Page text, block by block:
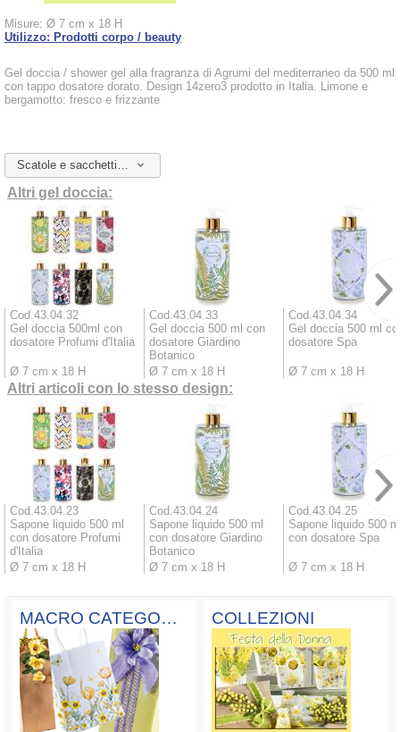
Misure: Ø 7 cm x 18 H
Utilizzo: Prodotti corpo / beauty
Gel doccia / shower gel alla fragranza di Agrumi del mediterraneo da 500 ml
con tappo dosatore dorato. Design 14zero3 prodotto in Italia. Limone e
bergamotto: fresco e frizzante
Altri gel doccia:
Cod.43.04.32
Gel doccia 500ml con
dosatore Profumi d'Italia
Ø 7 cm x 18 H
Cod.43.04.33
Gel doccia 500 ml con
dosatore Giardino
Botanico
Ø 7 cm x 18 H
Cod.43.04.34
Gel doccia 500 ml
dosatore Spa
Ø 7 cm x 18 H
Altri articoli con lo stesso design:
Cod.43.04.23
Sapone liquido 500 ml
con dosatore Profumi
d'Italia
Ø 7 cm x 18 H
Cod.43.04.24
Sapone liquido 500 ml
con dosatore Giardino
Botanico
Ø 7 cm x 18 H
Cod.43.04.25
Sapone liquido 500
con dosatore Spa
Ø 7 cm x 18 H
MACRO CATEGORIE COLLEZIONI